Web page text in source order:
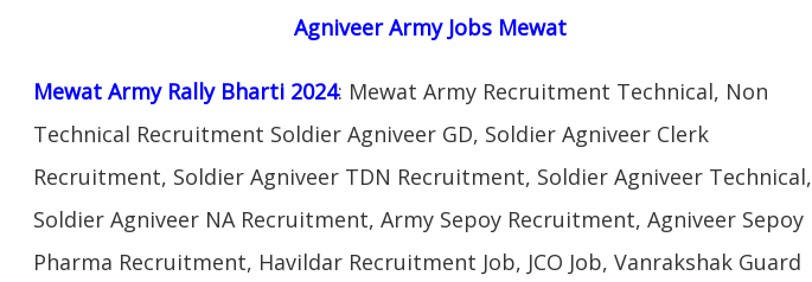
Agniveer Army Jobs Mewat
Mewat Army Rally Bharti 2024: Mewat Army Recruitment Technical, Non
Technical Recruitment Soldier Agniveer GD, Soldier Agniveer Clerk
Recruitment, Soldier Agniveer TDN Recruitment, Soldier Agniveer Technical,
Soldier Agniveer NA Recruitment, Army Sepoy Recruitment, Agniveer Sepoy
Pharma Recruitment, Havildar Recruitment Job, JCO Job, Vanrakshak Guard